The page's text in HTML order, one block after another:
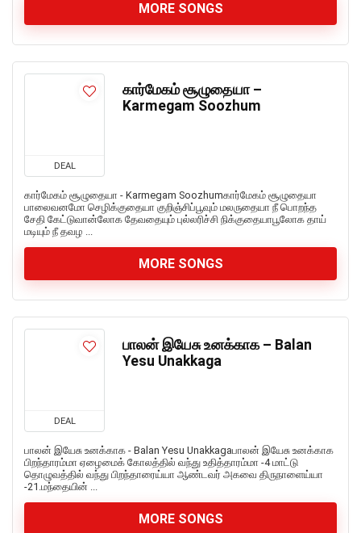
MORE SONGS
DEAL
கார்மேகம் சூழுதையா –
Karmegam Soozhum
கார்மேகம் சூழுதையா - Karmegam Soozhumகார்மேகம் சூழுதையா
பாலைவனமோ செழிக்குதையா குறிஞ்சிப்பூவும் மலருதையா நீ பொறந்த
சேதி கேட்டுவான்லோக தேவதையும் புல்லரிச்சி நிக்குதையாபூலோக தாய்
மடியும் நீ தவழ ...
MORE SONGS
DEAL
பாலன் இயேசு உனக்காக – Balan
Yesu Unakkaga
பாலன் இயேசு உனக்காக - Balan Yesu Unakkagaபாலன் இயேசு உனக்காக
பிறந்தாரம்மா ஏழைமைக் கோலத்தில் வந்து உதித்தாரம்மா -4 மாட்டு
தொழுவத்தில் வந்து பிறந்தாரைய்யா ஆண்டவர் அகவை திருநாளைய்யா
-21.மந்தையின் ...
MORE SONGS